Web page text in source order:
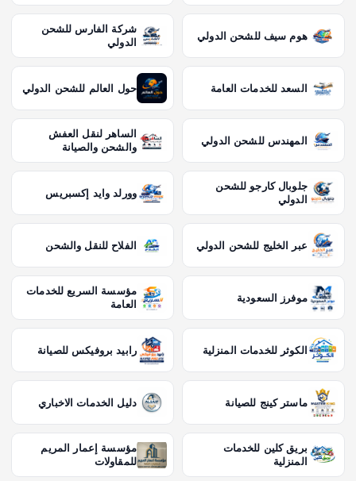
هوم سيف للشحن الدولي
شركة الفارس للشحن
الدولي
السعد للخدمات العامة حول العالم للشحن الدولي
المهندس للشحن الدولي
الساهر لنقل العفش
والشحن والصيانة
جلوبال كارجو للشحن
الدولي
وورلد وايد إكسبريس
عبر الخليج للشحن الدولي الفلاح للنقل والشحن
موفرز السعودية
مؤسسة السريع للخدمات
العامة
الكوثر للخدمات المنزلية رابيد بروفيكس للصيانة
ماستر كينج للصيانة دليل الخدمات الاخباري
بريق كلين للخدمات
المنزلية
مؤسسة إعمار المريم
للمقاولات